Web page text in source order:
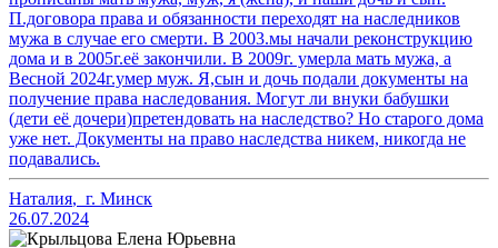
П.договора права и обязанности переходят на наследников
мужа в случае его смерти. В 2003.мы начали реконструкцию
дома и в 2005г.её закончили. В 2009г. умерла мать мужа, а
Весной 2024г.умер муж. Я,сын и дочь подали документы на
получение права наследования. Могут ли внуки бабушки
(дети её дочери)претендовать на наследство? Но старого дома
уже нет. Документы на право наследства никем, никогда не
подавались.
Наталия, г. Минск
26.07.2024